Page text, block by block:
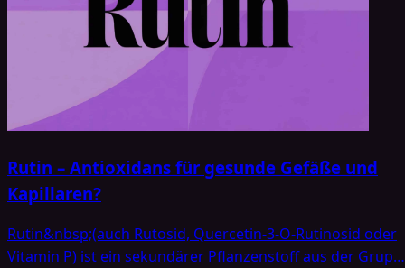
Rutin – Antioxidans für gesunde Gefäße und
Kapillaren?
Rutin&nbsp;(auch Rutosid, Quercetin-3-O-Rutinosid oder
Vitamin P) ist ein sekundärer Pflanzenstoff aus der